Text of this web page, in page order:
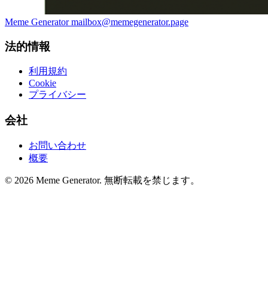
Meme Generatormailbox@memegenerator.page
法的情報
利用規約
Cookie
プライバシー
会社
お問い合わせ
概要
© 2026 Meme Generator. 無断転載を禁じます。